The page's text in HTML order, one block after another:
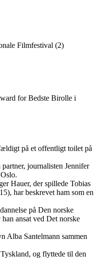
Filmfestival (2)
for Bedste Birolle i
på et offentligt toilet på
journalisten Jennifer
Hauer, der spillede Tobias
har beskrevet ham som en
på Den norske
ansat ved Det norske
Alba Santelmann sammen
og flyttede til den